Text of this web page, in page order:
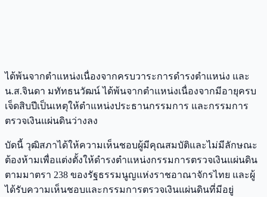
ได้พ้นจากตำแหน่งเนื่องจากครบวาระการดำรงตำแหน่ง และ
น.ส.จินดา มทัทธนวัฒน์ ได้พ้นจากตำแหน่งเนื่องจากมีอายุครบ
เจ็ดสิบปีเป็นเหตุให้ตำแหน่งประธานกรรมการ และกรรมการ
ตรวจเงินแผ่นดินว่างลง
บัดนี้ วุฒิสภาได้ให้ความเห็นชอบผู้มีคุณสมบัติและไม่มีลักษณะ
ต้องห้ามเพื่อแต่งตั้งให้ดำรงตำแหน่งกรรมการตรวจเงินแผ่นดิน
ตามมาตรา 238 ของรัฐธรรมนูญแห่งราชอาณาจักรไทย และผู้
ได้รับความเห็นชอบและกรรมการตรวจเงินแผ่นดินที่มีอยู่